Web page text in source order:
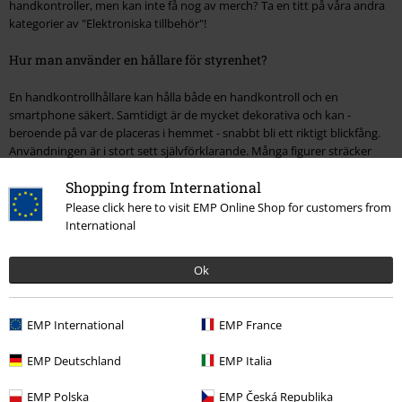
Shopping from International
Please click here to visit EMP Online Shop for customers from
International
Ok
EMP International EMP France
EMP Deutschland EMP Italia
EMP Polska EMP Česká Republika
handkontroller, men kan inte få nog av merch? Ta en titt på våra andra
kategorier av "Elektroniska tillbehör"!
Hur man använder en hållare för styrenhet?
En handkontrollhållare kan hålla både en handkontroll och en
smartphone säkert. Samtidigt är de mycket dekorativa och kan -
beroende på var de placeras i hemmet - snabbt bli ett riktigt blickfång.
Användningen är i stort sett självförklarande. Många figurer sträcker
smartphone eller dina konsoltillbehör.
15%
rabatt
15% rabatt när du registrerar dig för vårt